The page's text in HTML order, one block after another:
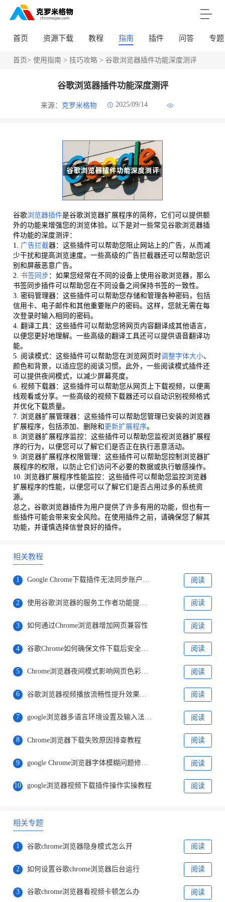
首页 资源下载 教程 指南 插件 问答 专题
首页> 使用指南 > 技巧攻略> 谷歌浏览器插件功能深度测评
谷歌浏览器插件功能深度测评
来源： 克罗米格物 2025/09/14
谷歌浏览器插件是谷歌浏览器扩展程序的简称，它们可以提供额
外的功能来增强您的浏览体验。以下是对一些常见谷歌浏览器插
件功能的深度测评：
1. 广告拦截器：这些插件可以帮助您阻止网站上的广告，从而减
少干扰和提高浏览速度。一些高级的广告拦截器还可以帮助您识
别和屏蔽恶意广告。
2. 书签同步 ：如果您经常在不同的设备上使用谷歌浏览器，那么
书签同步插件可以帮助您在不同设备之间保持书签的一致性。
3. 密码管理器：这些插件可以帮助您存储和管理各种密码，包括
信用卡、电子邮件和其他重要账户的密码。这样，您就无需在每
次登录时输入相同的密码。
4. 翻译工具：这些插件可以帮助您将网页内容翻译成其他语言，
以便您更好地理解。一些高级的翻译工具还可以提供语音翻译功
能。
5. 阅读模式：这些插件可以帮助您在浏览网页时调整字体大小、
颜色和背景，以适应您的阅读习惯。此外，一些阅读模式插件还
可以提供夜间模式，以减少屏幕亮度。
6. 视频下载器：这些插件可以帮助您从网页上下载视频，以便离
线观看或分享。一些高级的视频下载器还可以自动识别视频格式
并优化下载质量。
7. 浏览器扩展管理器：这些插件可以帮助您管理已安装的浏览器
扩展程序，包括添加、删除和更新扩展程序。
8. 浏览器扩展程序监控：这些插件可以帮助您监视浏览器扩展程
序的行为，以便您可以了解它们是否正在执行恶意活动。
9. 浏览器扩展程序权限管理：这些插件可以帮助您控制浏览器扩
展程序的权限，以防止它们访问不必要的数据或执行敏感操作。
10. 浏览器扩展程序性能监控：这些插件可以帮助您监控浏览器
扩展程序的性能，以便您可以了解它们是否占用过多的系统资
源。
总之，谷歌浏览器插件为用户提供了许多有用的功能，但也有一
些插件可能会带来安全风险。在使用插件之前，请确保您了解其
功能，并谨慎选择信誉良好的插件。
相关教程
1 Google Chrome下载插件无法同步账户的应对措施 阅读
2 阅读
3 如何通过Chrome浏览器增加网页兼容性 阅读
4 谷歌Chrome如何确保文件下载后安全可用 阅读
5 Chrome浏览器夜间模式影响网页色彩显示吗 阅读
6 阅读
7 google浏览器多语言环境设置及输入法切换教程 阅读
8 Chrome浏览器下载失败原因排查教程 阅读
9 google Chrome浏览器字体模糊问题修复案例 阅读
10 google浏览器视频下载插件操作实操教程 阅读
相关专题
1 谷歌chrome浏览器隐身模式怎么开 阅读
2 如何设置谷歌chrome浏览器后台运行 阅读
3 谷歌chrome浏览器看视频卡顿怎么办 阅读